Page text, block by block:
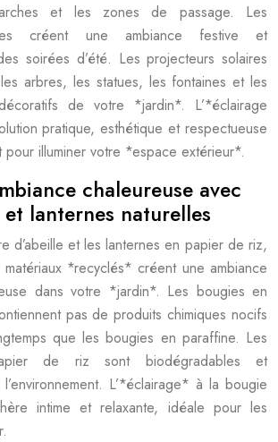
et les zones de passage. Les
créent une ambiance festive et
soirées d’été. Les projecteurs solaires
arbres, les statues, les fontaines et les
de votre *jardin*. L’*éclairage
pratique, esthétique et respectueuse
pour illuminer votre *espace extérieur*.
chaleureuse avec
lanternes naturelles
d’abeille et les lanternes en papier de riz,
*recyclés* créent une ambiance
dans votre *jardin*. Les bougies en
pas de produits chimiques nocifs
que les bougies en paraffine. Les
de riz sont biodégradables et
L’*éclairage* à la bougie
intime et relaxante, idéale pour les